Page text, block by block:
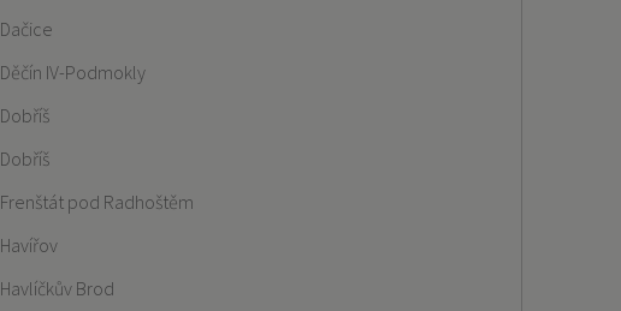
Dačice
Děčín IV-Podmokly
Dobříš
Dobříš
Frenštát pod Radhoštěm
Havířov
Havlíčkův Brod